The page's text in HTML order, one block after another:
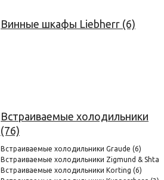
Винные шкафы Liebherr (6)
Встраиваемые холодильники
(76)
Встраиваемые холодильники Graude (6)
Встраиваемые холодильники Zigmund &
Встраиваемые холодильники Korting (6)